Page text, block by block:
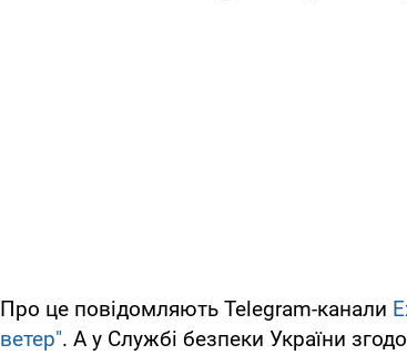
Про це повідомляють Telegram-канали
ветер". А у Службі безпеки України